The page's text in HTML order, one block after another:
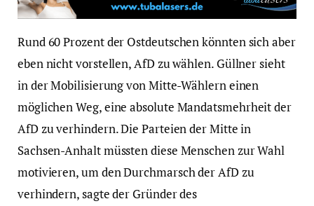
Rund 60 Prozent der Ostdeutschen könnten sich aber
eben nicht vorstellen, AfD zu wählen. Güllner sieht
in der Mobilisierung von Mitte-Wählern einen
möglichen Weg, eine absolute Mandatsmehrheit der
AfD zu verhindern. Die Parteien der Mitte in
Sachsen-Anhalt müssten diese Menschen zur Wahl
motivieren, um den Durchmarsch der AfD zu
verhindern, sagte der Gründer des